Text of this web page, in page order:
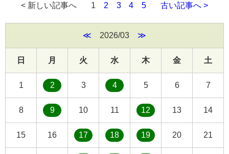
< 新しい記事へ 1 2 3 4 5 古い記事へ >
≪ 2026/03 ≫
日 月 火 水 木 金 土
1 2 3 4 5 6 7
8 9 10 11 12 13 14
15 16 17 18 19 20 21